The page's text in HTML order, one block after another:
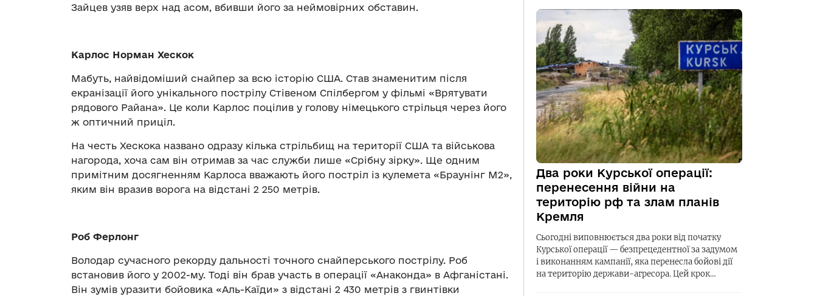
Зайцев узяв верх над асом, вбивши його за неймовірних обставин.
Карлос Норман Хескок
Мабуть, найвідоміший снайпер за всю історію США. Став знаменитим після
екранізації його унікального пострілу Стівеном Спілбергом у фільмі «Врятувати
рядового Райана». Це коли Карлос поцілив у голову німецького стрільця через його
ж оптичний приціл.
На честь Хескока названо одразу кілька стрільбищ на території США та військова
нагорода, хоча сам він отримав за час служби лише «Срібну зірку». Ще одним
примітним досягненням Карлоса вважають його постріл із кулемета «Браунінг М2»,
яким він вразив ворога на відстані 2 250 метрів.
Роб Ферлонг
Володар сучасного рекорду дальності точного снайперського пострілу. Роб
встановив його у 2002-му. Тоді він брав участь в операції «Анаконда» в Афганістані.
Він зумів уразити бойовика «Аль-Каїди» з відстані 2 430 метрів з гвинтівки
Два роки Курської операції:
перенесення війни на
територію рф та злам планів
Кремля
Сьогодні виповнюється два роки від початку
Курської операції — безпрецедентної за задумом
і виконанням кампанії, яка перенесла бойові дії
на територію держави-агресора. Цей крок…